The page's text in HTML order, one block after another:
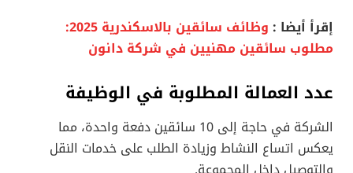
إقرأ أيضا :
وظائف سائقين بالاسكندرية 2025:
مطلوب سائقين مهنيين في شركة دانون
عدد العمالة المطلوبة في الوظيفة
الشركة في حاجة إلى 10 سائقين دفعة واحدة، مما
يعكس اتساع النشاط وزيادة الطلب على خدمات النقل